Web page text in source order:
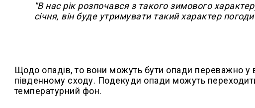
"В нас рік розпочався з такого зимового
січня, він буде утримувати такий характер
Щодо опадів, то вони можуть бути опади переважно у
південному сходу. Подекуди опади можуть
температурний фон.